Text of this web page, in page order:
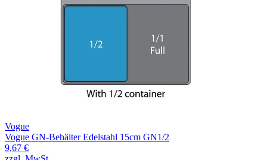
Vogue
Vogue GN-Behälter Edelstahl 15cm GN1/2
9,67 €